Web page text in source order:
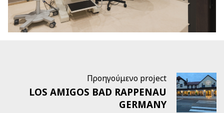
Προηγούμενο project
LOS AMIGOS BAD RAPPENAU
GERMANY